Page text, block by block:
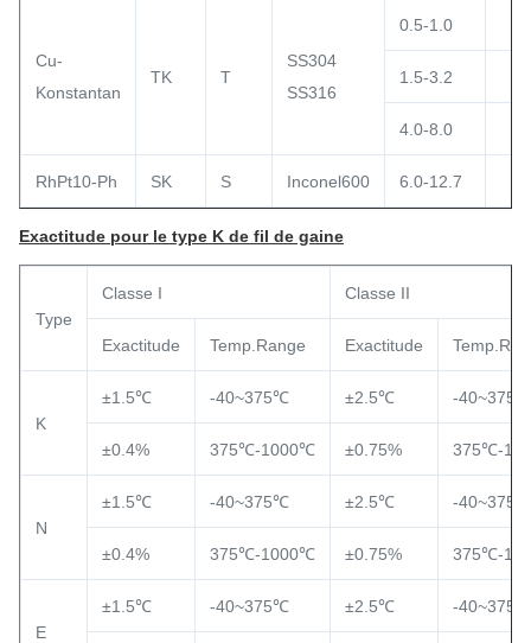
Cu-
Konstantan
TK T
SS304
SS316
0.5-1.0
1.5-3.2
4.0-8.0
RhPt10-Ph SK S Inconel600 6.0-12.7
Exactitude pour le type K de fil de gaine
Type
Classe I Classe II
Exactitude Temp.Range Exactitude
K
±1.5℃ -40~375℃ ±2.5℃ -40~375℃
±0.4% 375℃-1000℃ ±0.75% 375℃-
N
±1.5℃ -40~375℃ ±2.5℃ -40~375℃
±0.4% 375℃-1000℃ ±0.75% 375℃-
E
±1.5℃ -40~375℃ ±2.5℃ -40~375℃